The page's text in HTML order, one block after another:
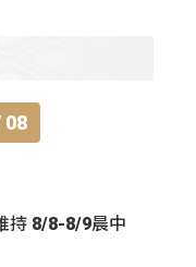
08
持 8/8-8/9晨中